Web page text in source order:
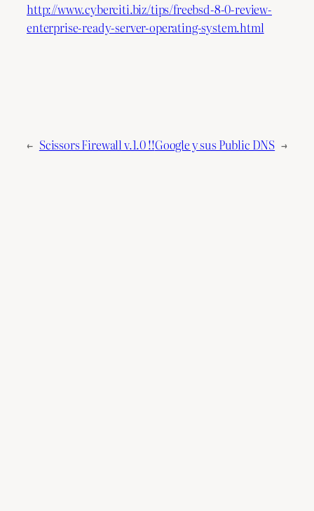
http://www.cyberciti.biz/tips/freebsd-8-0-review-
enterprise-ready-server-operating-system.html
← Scissors Firewall v.1.0 !!Google y sus Public DNS →